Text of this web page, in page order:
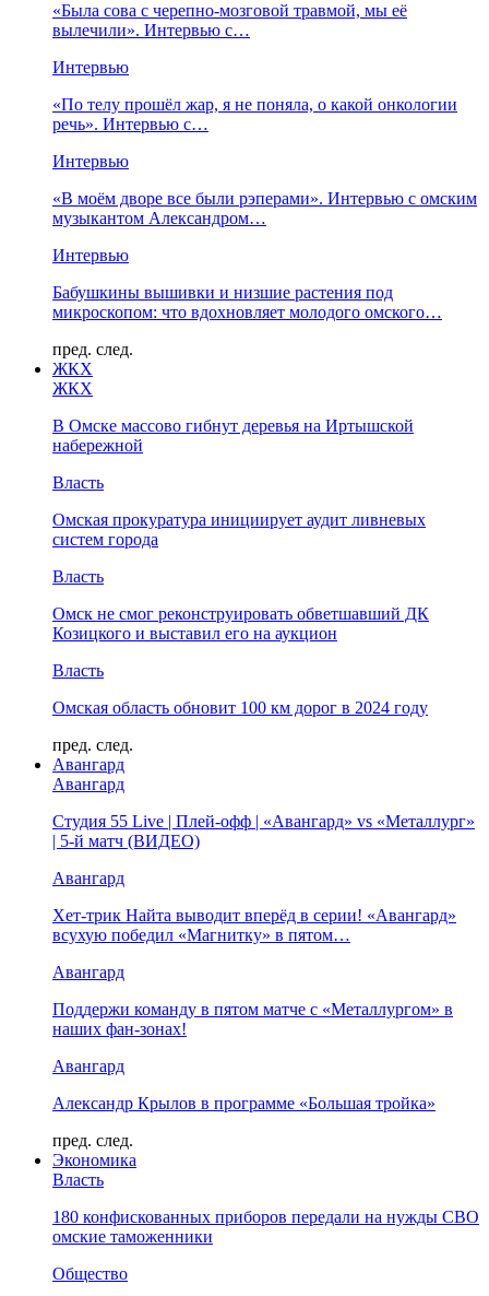
«Была сова с черепно-мозговой травмой, мы её
вылечили». Интервью с…
Интервью
«По телу прошёл жар, я не поняла, о какой онкологии
речь». Интервью с…
Интервью
«В моём дворе все были рэперами». Интервью с омским
музыкантом Александром…
Интервью
Бабушкины вышивки и низшие растения под
микроскопом: что вдохновляет молодого омского…
пред. след.
ЖКХ
ЖКХ
В Омске массово гибнут деревья на Иртышской
набережной
Власть
Омская прокуратура инициирует аудит ливневых
систем города
Власть
Омск не смог реконструировать обветшавший ДК
Козицкого и выставил его на аукцион
Власть
Омская область обновит 100 км дорог в 2024 году
пред. след.
Авангард
Авангард
Студия 55 Live | Плей-офф | «Авангард» vs «Металлург»
| 5-й матч (ВИДЕО)
Авангард
Хет-трик Найта выводит вперёд в серии! «Авангард»
всухую победил «Магнитку» в пятом…
Авангард
Поддержи команду в пятом матче с «Металлургом» в
наших фан-зонах!
Авангард
Александр Крылов в программе «Большая тройка»
пред. след.
Экономика
Власть
180 конфискованных приборов передали на нужды СВО
омские таможенники
Общество